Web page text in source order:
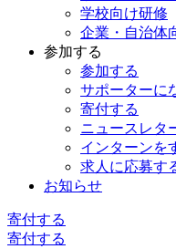
学校向け研修
企業・自治体
参加する
参加する
サポーターに
寄付する
ニュースレタ
インターンを
求人に応募す
お知らせ
寄付する
寄付する